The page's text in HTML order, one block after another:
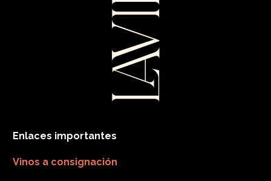
Enlaces importantes
Vinos a consignación